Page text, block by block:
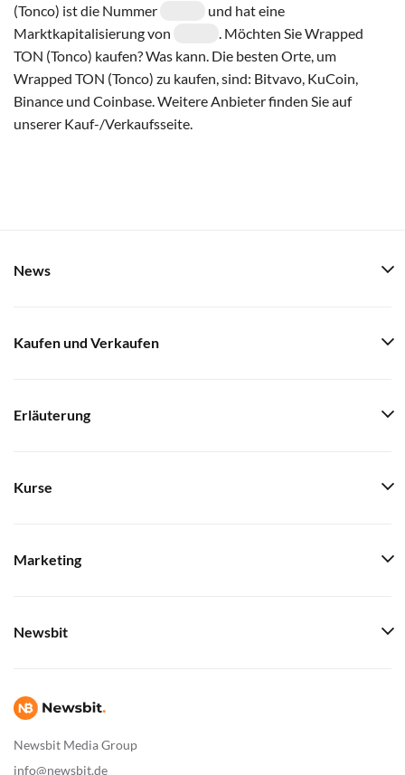
(Tonco) ist die Nummer
und hat eine
Marktkapitalisierung von
. Möchten Sie Wrapped
TON (Tonco) kaufen? Was kann. Die besten Orte, um
Wrapped TON (Tonco) zu kaufen, sind: Bitvavo, KuCoin,
Binance und Coinbase. Weitere Anbieter finden Sie auf
unserer Kauf-/Verkaufsseite.
Newsbit Media Group
info@newsbit.de
News
Kaufen und Verkaufen
Erläuterung
Kurse
Marketing
Newsbit